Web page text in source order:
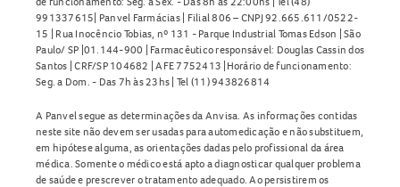
991337615| Panvel Farmácias | Filial 806 – CNPJ 92.665.611/0522-
15 | Rua Inocêncio Tobias, nº 131 - Parque Industrial Tomas Edson | São
Paulo/ SP |01.144-900 | Farmacêutico responsável: Douglas Cassin dos
Santos | CRF/SP 104682 | AFE 7752413 |Horário de funcionamento:
Seg. a Dom. - Das 7h às 23hs | Tel (11) 943826814
A Panvel segue as determinações da Anvisa. As informações contidas
neste site não devem ser usadas para automedicação e não substituem,
em hipótese alguma, as orientações dadas pelo profissional da área
médica. Somente o médico está apto a diagnosticar qualquer problema
de saúde e prescrever o tratamento adequado. Ao persistirem os